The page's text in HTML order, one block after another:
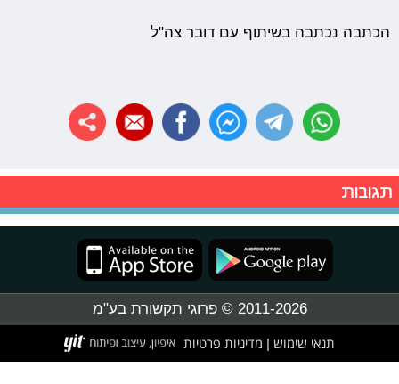
הכתבה נכתבה בשיתוף עם דובר צה"ל
תגובות
2011-2026 © פרוגי תקשורת בע"מ
תנאי שימוש | מדיניות פרטיות